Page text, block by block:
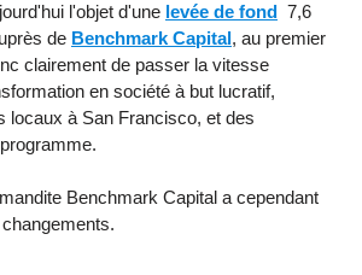
l'objet d'une levée de fond 7,6
de Benchmark Capital, au premier
clairement de passer la vitesse
en société à but lucratif,
locaux à San Francisco, et des
Benchmark Capital a cependant